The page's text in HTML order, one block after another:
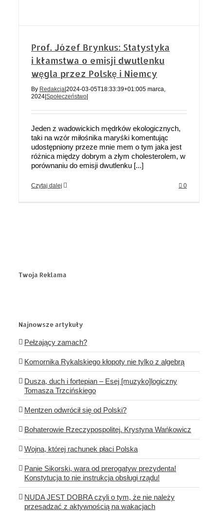
Prof. Józef Brynkus: Statystyka
i kłamstwa o emisji dwutlenku
węgla przez Polskę i Niemcy
By Redakcja 2024-03-05T18:33:39+01:005 marca,
2024 Społeczeństwo
Jeden z wadowickich mędrków ekologicznych,
taki na wzór miłośnika maryśki komentując
udostępniony przeze mnie mem o tym jaka jest
różnica między dobrym a złym cholesterolem, w
porównaniu do emisji dwutlenku [...]
Czytaj dalej 0
Twoja Reklama
Najnowsze artykuły
Pełzający zamach?
Komornika Rykalskiego kłopoty nie tylko z algebrą
Dusza, duch i fortepian – Esej [muzyko]logiczny
Tomasza Trzcińskiego
Mentzen odwrócił się od Polski?
Bohaterowie Rzeczypospolitej. Krystyna Wańkowicz
Wojna, której rachunek płaci Polska
Panie Sikorski, wara od prerogatyw prezydenta!
Konstytucja to nie instrukcja obsługi rządu!
NUDA JEST DOBRA czyli o tym, że nie należy
przesadzać z aktywnością na wakacjach